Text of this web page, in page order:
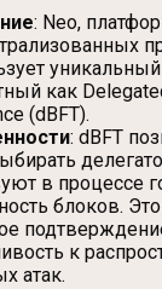
: Neo,
как
(dBFT).
: dBFT
в процессе
блоков.
к
атак.